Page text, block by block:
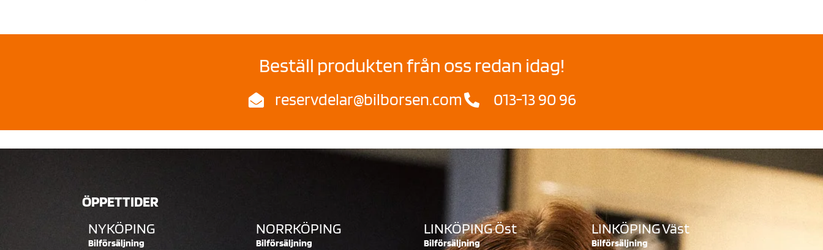
Beställ produkten från oss redan idag!
reservdelar@bilborsen.com 013-13 90 96
ÖPPETTIDER
NYKÖPING
Bilförsäljning
NORRKÖPING
Bilförsäljning
LINKÖPING Öst
Bilförsäljning
LINKÖPING Väst
Bilförsäljning